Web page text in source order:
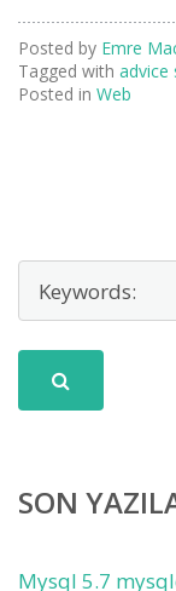
Posted by Emre
Tagged with advice
Posted in Web
SON
Mysql 5.7